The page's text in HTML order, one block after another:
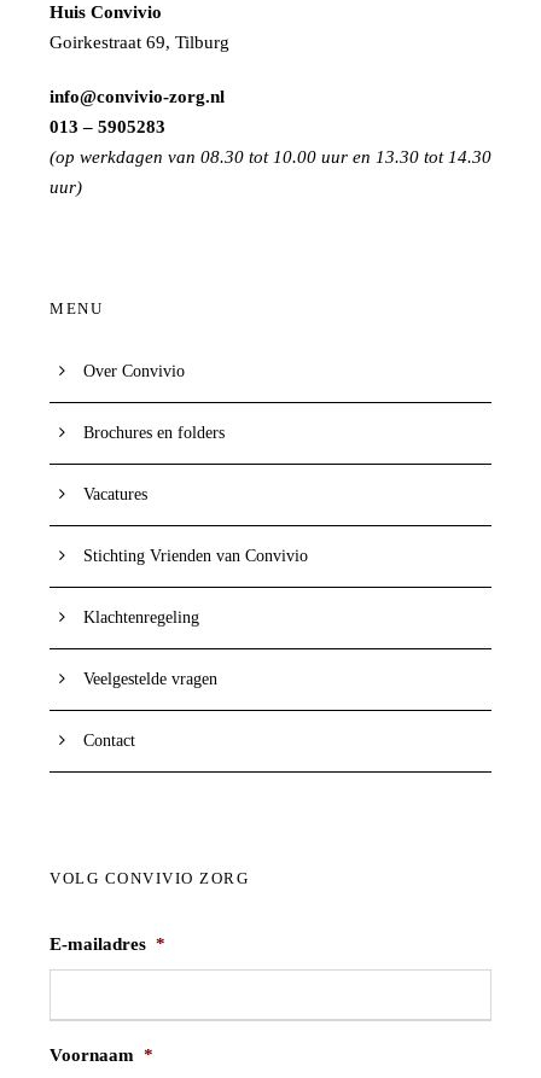
Huis Convivio
Goirkestraat 69, Tilburg
info@convivio-zorg.nl
013 – 5905283
(op werkdagen van 08.30 tot 10.00 uur en 13.30 tot 14.30
uur)
MENU
Over Convivio
Brochures en folders
Vacatures
Stichting Vrienden van Convivio
Klachtenregeling
Veelgestelde vragen
Contact
VOLG CONVIVIO ZORG
E-mailadres *
Voornaam *